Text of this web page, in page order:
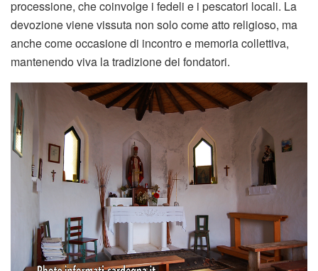
processione, che coinvolge i fedeli e i pescatori locali. La
devozione viene vissuta non solo come atto religioso, ma
anche come occasione di incontro e memoria collettiva,
mantenendo viva la tradizione dei fondatori.